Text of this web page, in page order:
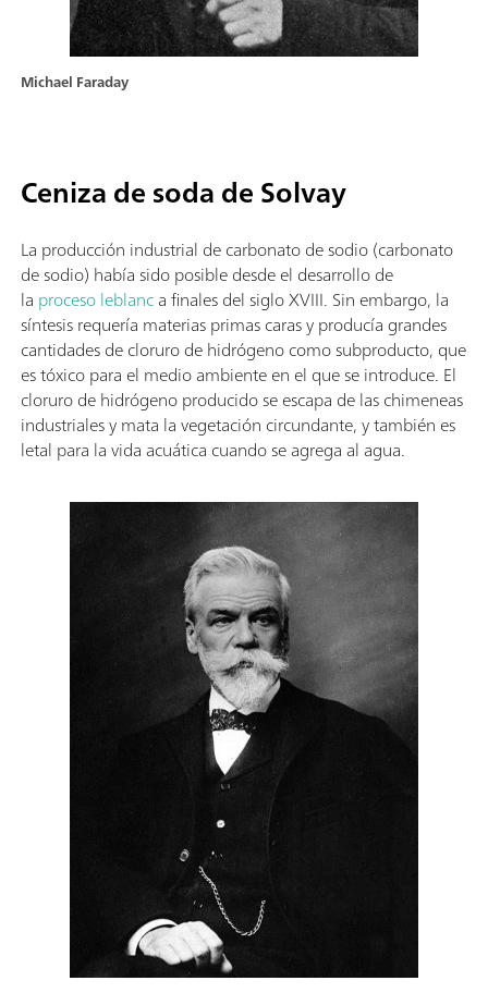
Michael Faraday
Ceniza de soda de Solvay
La producción industrial de carbonato de sodio (carbonato
de sodio) había sido posible desde el desarrollo de
la proceso leblanca finales del siglo XVIII. Sin embargo, la
síntesis requería materias primas caras y producía grandes
cantidades de cloruro de hidrógeno como subproducto, que
es tóxico para el medio ambiente en el que se introduce. El
cloruro de hidrógeno producido se escapa de las chimeneas
industriales y mata la vegetación circundante, y también es
letal para la vida acuática cuando se agrega al agua.